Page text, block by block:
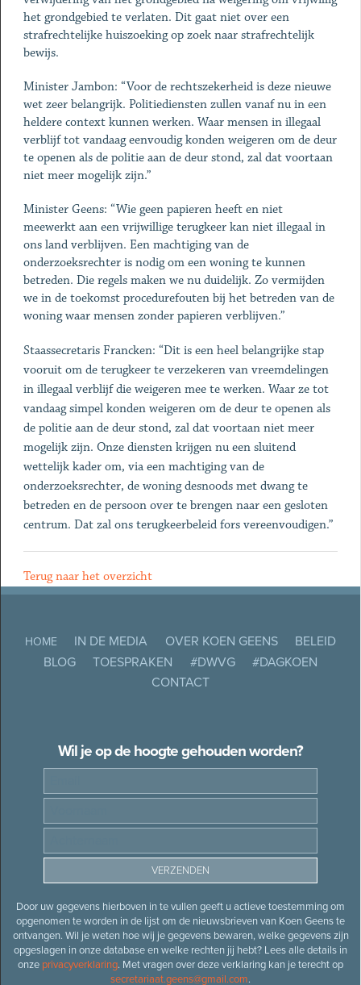
het grondgebied te verlaten. Dit gaat niet over een
strafrechtelijke huiszoeking op zoek naar strafrechtelijk
bewijs.
Minister Jambon: “Voor de rechtszekerheid is deze nieuwe
wet zeer belangrijk. Politiediensten zullen vanaf nu in een
heldere context kunnen werken. Waar mensen in illegaal
verblijf tot vandaag eenvoudig konden weigeren om de deur
te openen als de politie aan de deur stond, zal dat voortaan
niet meer mogelijk zijn.”
Minister Geens: “Wie geen papieren heeft en niet
meewerkt aan een vrijwillige terugkeer kan niet illegaal in
ons land verblijven. Een machtiging van de
onderzoeksrechter is nodig om een woning te kunnen
betreden. Die regels maken we nu duidelijk. Zo vermijden
we in de toekomst procedurefouten bij het betreden van de
woning waar mensen zonder papieren verblijven.”
Staassecretaris Francken: “Dit is een heel belangrijke stap
vooruit om de terugkeer te verzekeren van vreemdelingen
in illegaal verblijf die weigeren mee te werken. Waar ze tot
vandaag simpel konden weigeren om de deur te openen als
de politie aan de deur stond, zal dat voortaan niet meer
mogelijk zijn. Onze diensten krijgen nu een sluitend
wettelijk kader om, via een machtiging van de
onderzoeksrechter, de woning desnoods met dwang te
betreden en de persoon over te brengen naar een gesloten
centrum. Dat zal ons terugkeerbeleid fors vereenvoudigen.”
Terug naar het overzicht
HOME IN DE MEDIA OVER KOEN GEENS
BELEID
BLOG
TOESPRAKEN #DWVG
#DAGKOEN
CONTACT
Wil je op de hoogte gehouden worden?
Door uw gegevens hierboven in te vullen geeft u actieve toestemming om
opgenomen te worden in de lijst om de nieuwsbrieven van Koen Geens te
ontvangen. Wil je weten hoe wij je gegevens bewaren, welke gegevens zijn
opgeslagen in onze database en welke rechten jij hebt? Lees alle details in
onze privacyverklaring. Met vragen over deze verklaring kan je terecht op
secretariaat.geens@gmail.com.